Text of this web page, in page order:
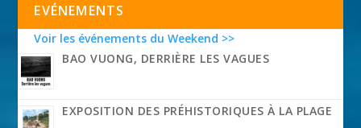
EVÉNEMENTS
Voir les événements du Weekend >>
BAO VUONG, DERRIÈRE LES VAGUES
EXPOSITION DES PRÉHISTORIQUES À LA PLAGE